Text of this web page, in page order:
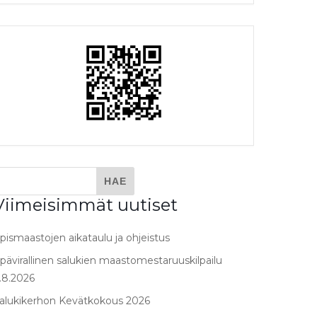
uutiset
aikataulu ja ohjeistus
salukien maastomestaruuskilpailu
Kevätkokous 2026